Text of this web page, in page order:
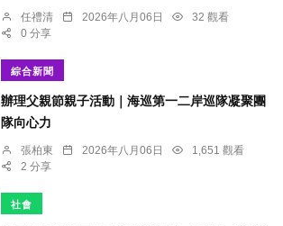
任禮清 2026年八月06日
32 觀看
0 分享
綜合新聞
辦理父親節親子活動｜海巡第一二岸巡隊凝聚團
隊向心力
張柏東 2026年八月06日
1,651 觀看
2 分享
社會